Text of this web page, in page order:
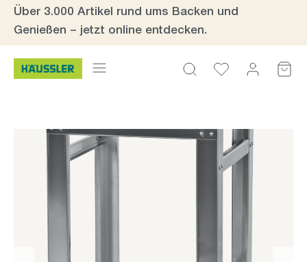
Zum Hauptinhalt springen
Über 3.000 Artikel rund ums Backen und
Genießen – jetzt online entdecken.
Bildergalerie überspringen